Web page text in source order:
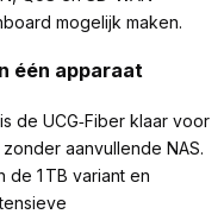
mogelijk maken.
één apparaat
de UCG‑Fiber klaar voor
aanvullende NAS.
1 TB variant en